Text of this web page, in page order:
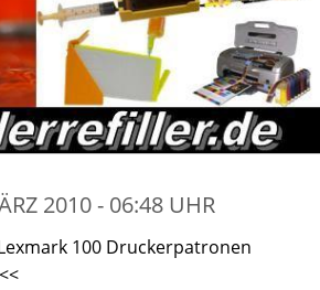
2010 - 06:48 UHR
100 Druckerpatronen